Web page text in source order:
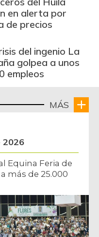
en alerta por
de precios
del ingenio La
golpea a unos
empleos
MÁS
2026
Equina Feria de
más de 25.000